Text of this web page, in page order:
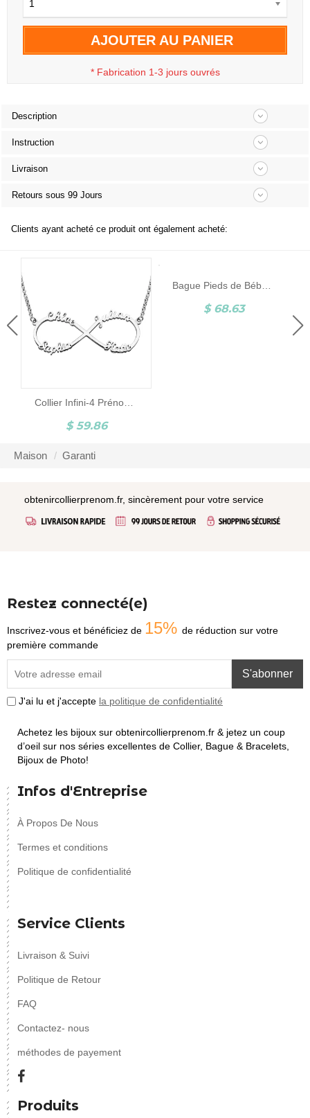
1
AJOUTER AU PANIER
* Fabrication 1-3 jours ouvrés
Description
Instruction
Livraison
Retours sous 99 Jours
Clients ayant acheté ce produit ont également acheté:
Collier Infini-4 Prénoms-Argent
$ 59.86
Bague Pieds de Bébé-Pierre de Naissance et Gravure-Argent
$ 68.63
Maison Garanti
obtenircollierprenom.fr, sincèrement pour votre service
Restez connecté(e)
Inscrivez-vous et bénéficiez de 15% de réduction sur votre
première commande
S'abonner
J'ai lu et j'accepte la politique de confidentialité
Achetez les bijoux sur obtenircollierprenom.fr & jetez un coup
d’oeil sur nos séries excellentes de Collier, Bague & Bracelets,
Bijoux de Photo!
Infos d'Entreprise
À Propos De Nous
Termes et conditions
Politique de confidentialité
Service Clients
Livraison & Suivi
Politique de Retour
FAQ
Contactez- nous
méthodes de payement
Produits